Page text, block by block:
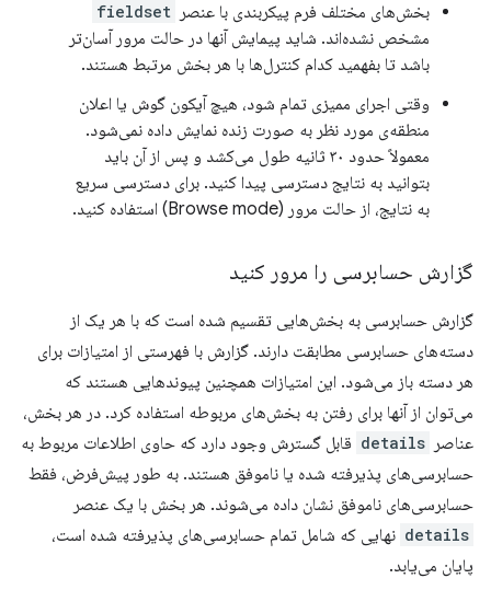
بخش‌های مختلف فرم پیکربندی با عنصر fieldset
مشخص نشده‌اند. شاید پیمایش آنها در حالت مرور آسان‌تر
باشد تا بفهمید کدام کنترل‌ها با هر بخش مرتبط هستند.
وقتی اجرای ممیزی تمام شود، هیچ آیکون گوش یا اعلان
منطقه‌ی مورد نظر به صورت زنده نمایش داده نمی‌شود.
معمولاً حدود ۳۰ ثانیه طول می‌کشد و پس از آن باید
بتوانید به نتایج دسترسی پیدا کنید. برای دسترسی سریع
به نتایج، از حالت مرور (Browse mode) استفاده کنید.
گزارش حسابرسی را مرور کنید
گزارش حسابرسی به بخش‌هایی تقسیم شده است که با هر یک از
دسته‌های حسابرسی مطابقت دارند. گزارش با فهرستی از امتیازات برای
هر دسته باز می‌شود. این امتیازات همچنین پیوندهایی هستند که
می‌توان از آنها برای رفتن به بخش‌های مربوطه استفاده کرد. در هر بخش،
عناصر details قابل گسترش وجود دارد که حاوی اطلاعات مربوط به
حسابرسی‌های پذیرفته شده یا ناموفق هستند. به طور پیش‌فرض، فقط
حسابرسی‌های ناموفق نشان داده می‌شوند. هر بخش با یک عنصر
details نهایی که شامل تمام حسابرسی‌های پذیرفته شده است،
پایان می‌یابد.